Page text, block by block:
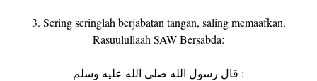
3. Sering seringlah berjabatan tangan, saling memaafkan.
Rasuulullaah SAW Bersabda:
قال رسول الله صلى الله عليه وسلم :